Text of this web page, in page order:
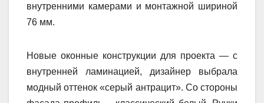
внутренними камерами и монтажной шириной
76 мм.
Новые оконные конструкции для проекта — с
внутренней ламинацией, дизайнер выбрала
модный оттенок «серый антрацит». Со стороны